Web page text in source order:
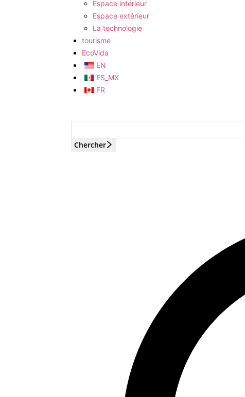
Espace intérieur
Espace extérieur
La technologie
tourisme
EcoVida
EN
ES_MX
FR
Chercher